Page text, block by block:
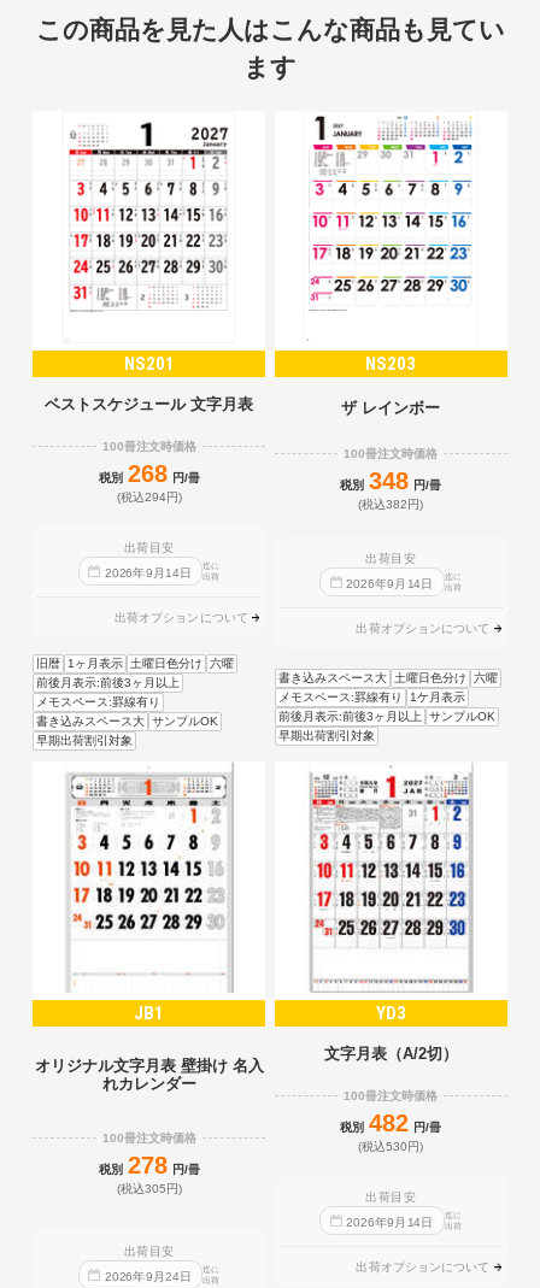
この商品を見た人はこんな商品も見てい
ます
NS201
ベストスケジュール 文字月表
100冊注文時価格
税別 268 円/冊
(税込294円)
出荷目安
2026年9 月 14日
迄に
出荷
出荷オプションについて
旧暦 1ヶ月表示 土曜日色分け
六曜
前後月表示:前後3ヶ月以上
メモスペース:罫線有り
書き込みスペース大 サンプルOK
早期出荷割引対象
NS203
ザ レインボー
100冊注文時価格
税別 348 円/冊
(税込382円)
出荷目安
2026年9 月 14日
迄に
出荷
出荷オプションについて
書き込みスペース大 土曜日色分け
六曜
メモスペース:罫線有り
1ケ月表示
前後月表示:前後3ヶ月以上 サンプルOK
早期出荷割引対象
JB1
オリジナル文字月表 壁掛け 名入
れカレンダー
100冊注文時価格
税別 278 円/冊
(税込305円)
出荷目安
2026年9 月24日
迄に
出荷
YD3
文字月表（A/2切）
100冊注文時価格
税別 482 円/冊
(税込530円)
出荷目安
2026年9 月 14日
迄に
出荷
出荷オプションについて